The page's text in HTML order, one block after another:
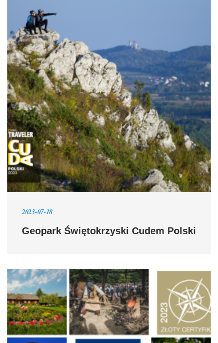
2023-07-18
Geopark Świętokrzyski Cudem Polski